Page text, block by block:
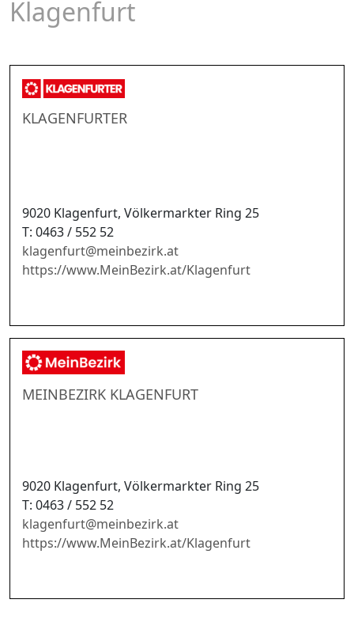
Klagenfurt
KLAGENFURTER
9020 Klagenfurt, Völkermarkter Ring 25
T: 0463 / 552 52
klagenfurt@meinbezirk.at
https://www.MeinBezirk.at/Klagenfurt
MEINBEZIRK KLAGENFURT
9020 Klagenfurt, Völkermarkter Ring 25
T: 0463 / 552 52
klagenfurt@meinbezirk.at
https://www.MeinBezirk.at/Klagenfurt